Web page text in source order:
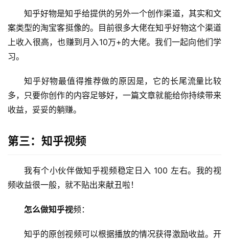
赚
登录 注册
知乎好物是知乎给提供的另外一个创作渠道，其实和文
案类型的淘宝客挺像的。目前很多大佬在知乎好物这个渠道
上收入很高，也赚到月入10万+的大佬。我们一起向他们学
习。
知乎好物最值得推荐做的原因是，它的长尾流量比较
多，只要你创作的内容足够好，一篇文章就能给你持续带来
收益，妥妥的躺赚。
第三：知乎视频
我有个小伙伴做知乎视频稳定日入 100 左右。我的视
频收益很一般，就不贴出来献丑啦！
怎么做知乎视频：
知乎的原创视频可以根据播放的情况获得激励收益。开